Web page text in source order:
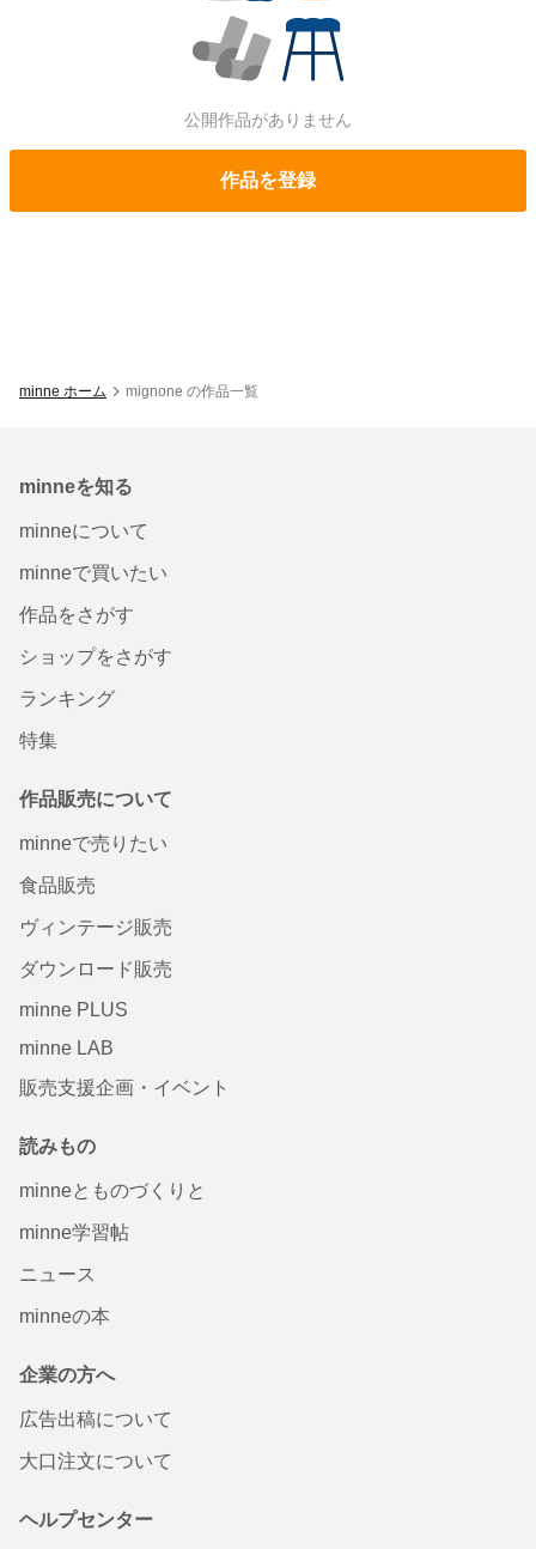
公開作品がありません
作品を登録
minne ホーム mignone の作品一覧
minneを知る
minneについて
minneで買いたい
作品をさがす
ショップをさがす
ランキング
特集
作品販売について
minneで売りたい
食品販売
ヴィンテージ販売
ダウンロード販売
minne PLUS
minne LAB
販売支援企画・イベント
読みもの
minneとものづくりと
minne学習帖
ニュース
minneの本
企業の方へ
広告出稿について
大口注文について
ヘルプセンター